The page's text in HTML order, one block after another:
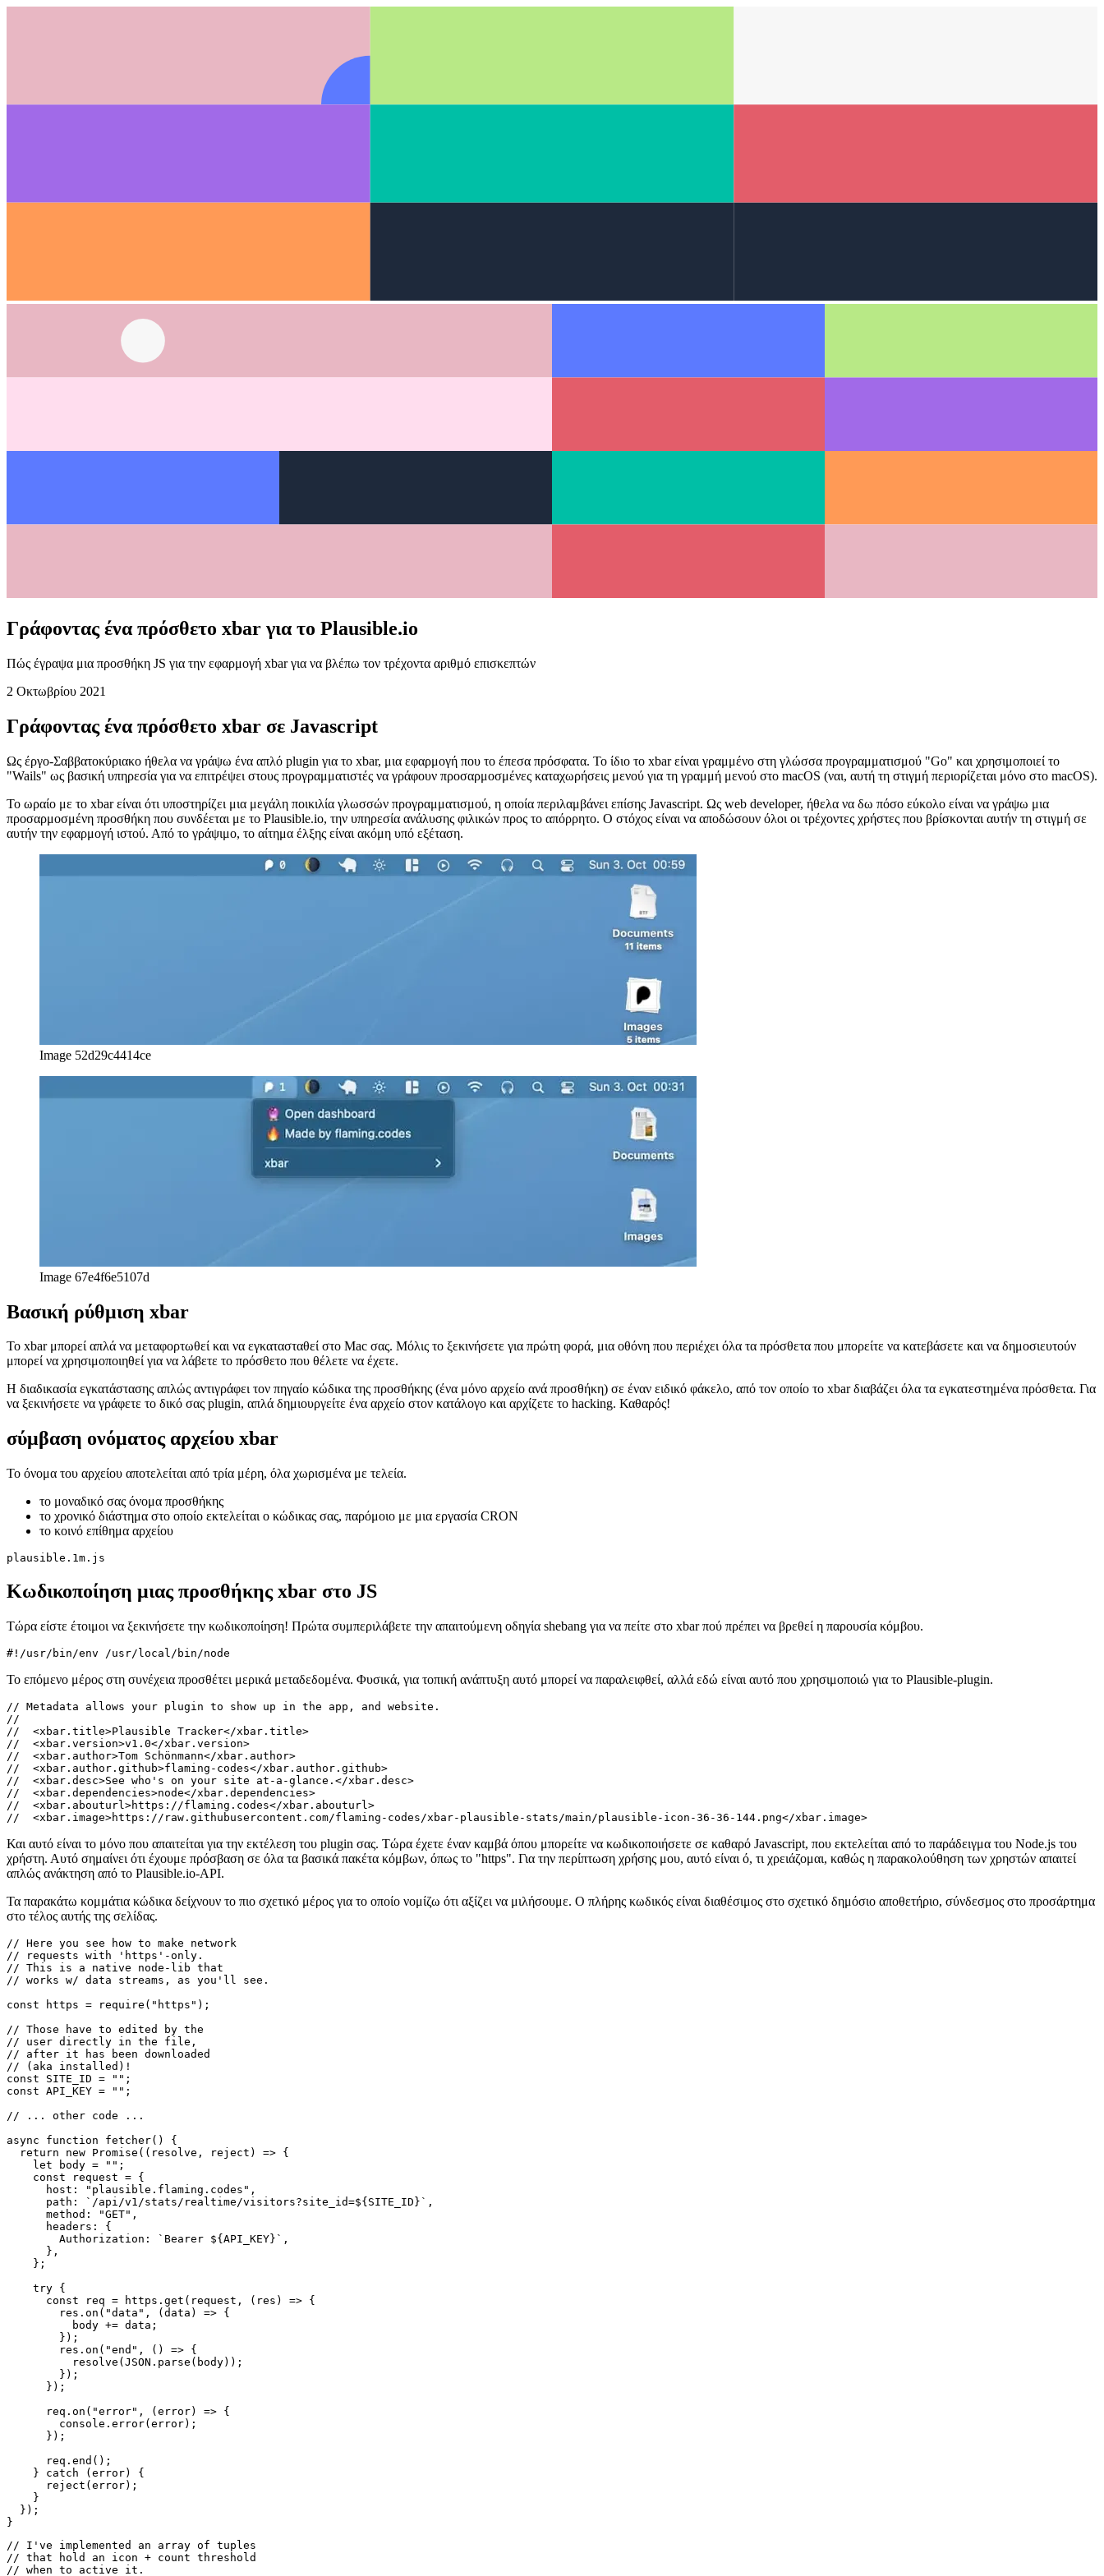
Γράφοντας ένα πρόσθετο xbar για το Plausible.io
2 Οκτωβρίου 2021
Γράφοντας ένα πρόσθετο xbar σε Javascript
Ως έργο-Σαββατοκύριακο ήθελα να γράψω ένα απλό plugin για το xbar, μια εφαρμογή που το έπεσα πρόσφατα. Το ίδιο το xbar είναι γραμμένο στη γλώσσα προγραμματισμού "Go" και χρησιμοποιεί το
"Wails" ως βασική υπηρεσία για να επιτρέψει στους προγραμματιστές να γράφουν προσαρμοσμένες καταχωρήσεις μενού για τη γραμμή μενού στο macOS (ναι, αυτή τη στιγμή περιορίζεται μόνο στο macOS).
προσαρμοσμένη προσθήκη που συνδέεται με το Plausible.io, την υπηρεσία ανάλυσης φιλικών προς το απόρρητο. Ο στόχος είναι να αποδώσουν όλοι οι τρέχοντες χρήστες που βρίσκονται αυτήν τη στιγμή σε
αυτήν την εφαρμογή ιστού. Από το γράψιμο, το αίτημα έλξης είναι ακόμη υπό εξέταση.
Το xbar μπορεί απλά να μεταφορτωθεί και να εγκατασταθεί στο Mac σας. Μόλις το ξεκινήσετε για πρώτη φορά, μια οθόνη που περιέχει όλα τα πρόσθετα που μπορείτε να κατεβάσετε και να δημοσιευτούν
μπορεί να χρησιμοποιηθεί για να λάβετε το πρόσθετο που θέλετε να έχετε.
Η διαδικασία εγκατάστασης απλώς αντιγράφει τον πηγαίο κώδικα της προσθήκης (ένα μόνο αρχείο ανά προσθήκη) σε έναν ειδικό φάκελο, από τον οποίο το xbar διαβάζει όλα τα εγκατεστημένα πρόσθετα. Για
να ξεκινήσετε να γράφετε το δικό σας plugin, απλά δημιουργείτε ένα αρχείο στον κατάλογο και αρχίζετε το hacking. Καθαρός!
σύμβαση ονόματος αρχείου xbar
Το όνομα του αρχείου αποτελείται από τρία μέρη, όλα χωρισμένα με τελεία.
Κωδικοποίηση μιας προσθήκης xbar στο JS
Τώρα είστε έτοιμοι να ξεκινήσετε την κωδικοποίηση! Πρώτα συμπεριλάβετε την απαιτούμενη οδηγία shebang για να πείτε στο xbar πού πρέπει να βρεθεί η παρουσία κόμβου.
Το επόμενο μέρος στη συνέχεια προσθέτει μερικά μεταδεδομένα. Φυσικά, για τοπική ανάπτυξη αυτό μπορεί να παραλειφθεί, αλλά εδώ είναι αυτό που χρησιμοποιώ για το Plausible-plugin.
// Metadata allows your plugin to show up in the app, and website.
//
//  <xbar.version>v1.0</xbar.version>
//  <xbar.author>Tom Schönmann</xbar.author>
//  <xbar.desc>See who's on your site at-a-glance.</xbar.desc>
//  <xbar.dependencies>node</xbar.dependencies>
//  <xbar.abouturl>https://flaming.codes</xbar.abouturl>
Και αυτό είναι το μόνο που απαιτείται για την εκτέλεση του plugin σας. Τώρα έχετε έναν καμβά όπου μπορείτε να κωδικοποιήσετε σε καθαρό Javascript, που εκτελείται από το παράδειγμα του Node.js του
απλώς ανάκτηση από το Plausible.io-API.
Τα παρακάτω κομμάτια κώδικα δείχνουν το πιο σχετικό μέρος για το οποίο νομίζω ότι αξίζει να μιλήσουμε. Ο πλήρης κωδικός είναι διαθέσιμος στο σχετικό δημόσιο αποθετήριο, σύνδεσμος στο προσάρτημα
στο τέλος αυτής της σελίδας.
// Here you see how to make network
// This is a native node-lib that
// Those have to edited by the
// user directly in the file,
// after it has been downloaded
// (aka installed)!
const SITE_ID = "";
const API_KEY = "";
// ... other code ...
  return new Promise((resolve, reject) => {
    let body = "";
    const request = {
      host: "plausible.flaming.codes",
      method: "GET",
      headers: {
        Authorization: `Bearer ${API_KEY}`,
      },
    };
    try {
      const req = https.get(request, (res) => {
        res.on("data", (data) => {
          body += data;
        });
        res.on("end", () => {
          resolve(JSON.parse(body));
        });
      });
      req.on("error", (error) => {
        console.error(error);
      });
      req.end();
    } catch (error) {
      reject(error);
// I've implemented an array of tuples
// that hold an icon + count threshold
// when to active it.
// The first entry doesn't render a
// string (which can be direclty used),
// but rather a mapping that results in
// the following code:
// `image="..." font=Menlo color=white`
// This is a special syntax that tells
// xbar to render a base64 image w/
// a custom font and color.
// 'plausibleIconWhite' is just the string
// for the base64-image.
const stepIcons = [
  [0, `${plausibleIconWhite} Menlo white`, "image font color"],
  [5, "💫"],
  [10, "⭐️"],
  [50, "🌟"],
  [100, "⚡️"],
  [500, "💥"],
// Actually rendering stuff in xbar
// is super simple - just output it